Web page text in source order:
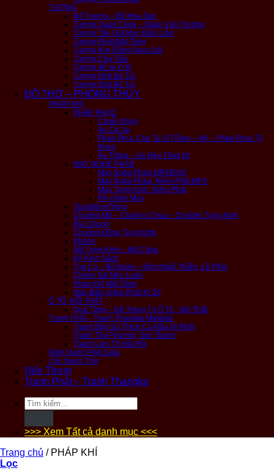
TƯỢNG
Đế Tượng – Đế Hoa Sen
Tượng Quan Công – Quan Vân Trường
Tượng Tôn Giả Mục Kiền Liên
Tượng Phật Mật Tông
Tượng Kim Đồng Ngọc Nữ
Tượng Chú Tiểu
Tượng để xe Ô tô
Tượng Nhỏ Bỏ Túi
Tượng Nhỏ Bỏ Túi
ĐỒ THỜ – PHONG THỦY
PHÁP KHÍ
PHÁP PHỤC
Chuỗi Vòng
Áo Cà Sa
Pháp Phục Cho Tu Sĩ (Tăng – Ni) – Pháp Phục Tỳ
Kheo
Áo Tràng – Áo Hậu Tăng Ni
MÁY NGHE PHÁP
Máy Nghe Pháp MP4/DVD
Máy Nghe Pháp, Niệm Phật MP3
Máy Tụng Kinh, Niệm Phật
Phụ Kiện Máy
Tang/Khơ/Trống
Chuông Mõ – Chuông Chùa – Chuông Tụng Kinh
Địa Chung
Chuông Đồng Tụng Kinh
Khánh
Mõ Tụng Kinh – Mõ Chùa
Kệ Kinh Sách
Tọa Cụ – Bồ Đoàn – Đệm Ngồi Thiền, Lễ Phật
Chiêm Sát Mộc Luân
Pháp Khí Mật Tông
Máy Bấm Niệm Phật Kí Số
Ô TÔ, NỘI THẤT
Quà Tặng – Đồ Trang Trí Ô Tô , Nội Thất
Tranh Phật – Tranh Thangka Maldala
Tranh Bổn Sư Thích Ca Mâu Ni Phật
Tranh Tây Phương Tam Thánh
Tranh Liên Trì Hải Hội
Bình Nước Phật Giáo
Cốc Nước Thờ
Nến Thơm
Tranh Phật – Tranh Thangka
Tìm
kiếm:
>>> Xem Tất cả danh mục <<<
Trang chủ /PHÁP KHÍ
Lọc